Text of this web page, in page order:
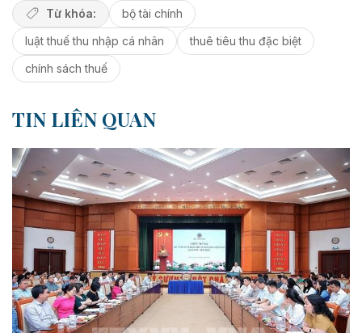
Từ khóa:
bộ tài chính
luật thuế thu nhập cá nhân
thuê tiêu thu đặc biệt
chính sách thuế
TIN LIÊN QUAN